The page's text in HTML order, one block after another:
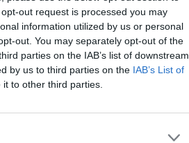
out request is processed you may
information utilized by us or personal
out. You may separately opt-out of the
parties on the IAB’s list of downstream
by us to third parties on the IAB’s List of
to other third parties.